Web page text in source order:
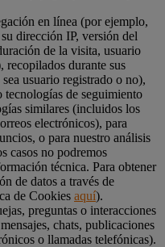
en línea (por ejemplo,
dirección IP, versión del
de la visita, usuario
recopilados durante sus
usuario registrado o no),
tecnologías de seguimiento
similares (incluidos los
electrónicos), para
o para nuestro análisis
casos no podremos
técnica. Para obtener
de datos a través de
de Cookies aquí).
preguntas o interacciones
chats, publicaciones
o llamadas telefónicas).